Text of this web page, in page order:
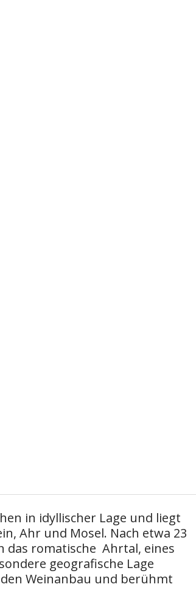
in idyllischer Lage und liegt
Ahr und Mosel. Nach etwa 23
das romatische Ahrtal, eines
geografische Lage
Weinanbau und berühmt